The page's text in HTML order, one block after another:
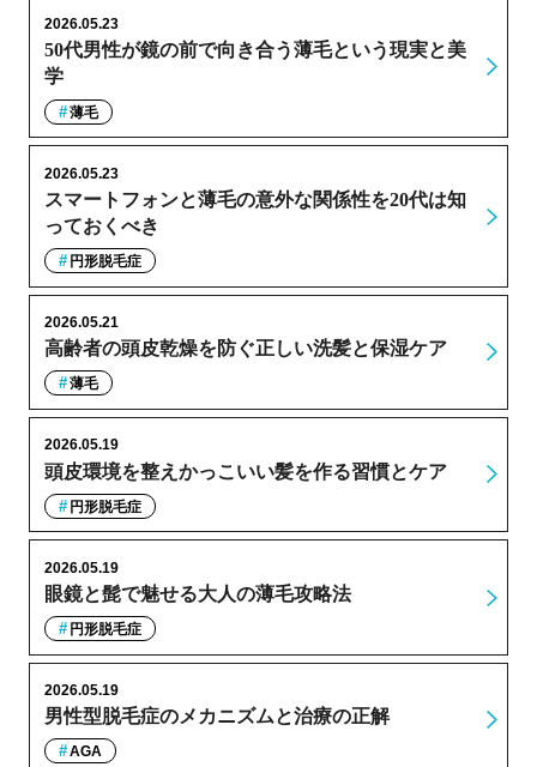
50代男性が鏡の前で向き合う薄毛という現実と美
学
2026.05.23
薄毛
スマートフォンと薄毛の意外な関係性を20代は知
っておくべき
2026.05.23
円形脱毛症
高齢者の頭皮乾燥を防ぐ正しい洗髪と保湿ケア
2026.05.21
薄毛
頭皮環境を整えかっこいい髪を作る習慣とケア
2026.05.19
円形脱毛症
眼鏡と髭で魅せる大人の薄毛攻略法
2026.05.19
円形脱毛症
男性型脱毛症のメカニズムと治療の正解
2026.05.19
AGA